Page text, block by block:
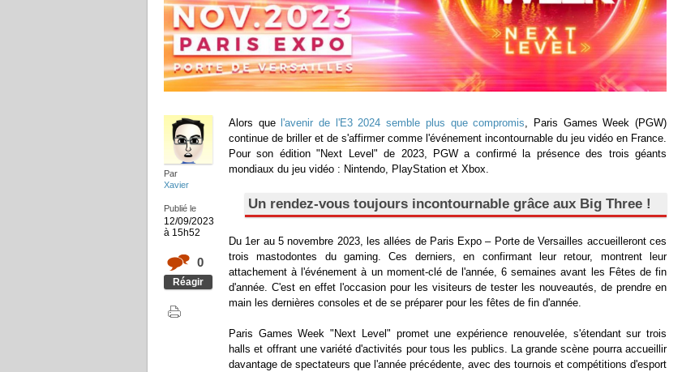
Par
Xavier
Publié le
12/09/2023
à 15h52
0
Réagir
Alors que l'avenir de l'E3 2024 semble plus que compromis, Paris Games Week (PGW)
continue de briller et de s'affirmer comme l'événement incontournable du jeu vidéo en France.
Pour son édition "Next Level" de 2023, PGW a confirmé la présence des trois géants
mondiaux du jeu vidéo : Nintendo, PlayStation et Xbox.
Un rendez-vous toujours incontournable grâce aux Big Three !
Du 1er au 5 novembre 2023, les allées de Paris Expo – Porte de Versailles accueilleront ces
trois mastodontes du gaming. Ces derniers, en confirmant leur retour, montrent leur
attachement à l'événement à un moment-clé de l'année, 6 semaines avant les Fêtes de fin
d'année. C'est en effet l'occasion pour les visiteurs de tester les nouveautés, de prendre en
main les dernières consoles et de se préparer pour les fêtes de fin d'année.
Paris Games Week "Next Level" promet une expérience renouvelée, s'étendant sur trois
halls et offrant une variété d'activités pour tous les publics. La grande scène pourra accueillir
davantage de spectateurs que l'année précédente, avec des tournois et compétitions d'esport